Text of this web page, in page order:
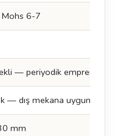
6-7
— periyodik emprenye
— dış mekana uygun
mm